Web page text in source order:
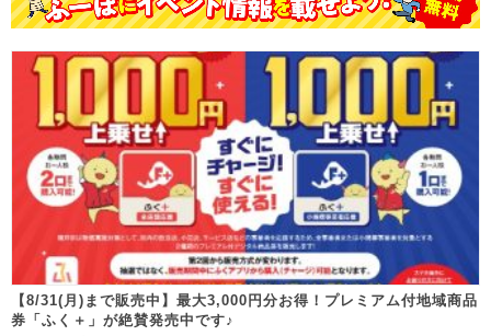
【8/31(月)まで販売中】最大3,000円分お得！プレミアム付地域商品
券「ふく＋」が絶賛発売中です♪